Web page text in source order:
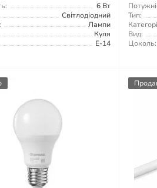
6 Вт
Світлодіодний
Лампи
Куля
E-14
Тип:
Вид:
Цоколь: